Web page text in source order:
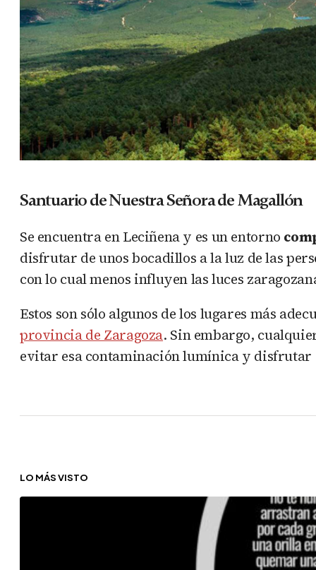
Santuario de Nuestra Señora de Magallón
Se encuentra en Leciñena y es un entorno
disfrutar de unos bocadillos a la luz de las
con lo cual menos influyen las luces
Estos son sólo algunos de los lugares más
provincia de Zaragoza. Sin embargo,
evitar esa contaminación lumínica y disfrutar
LO MÁS VISTO